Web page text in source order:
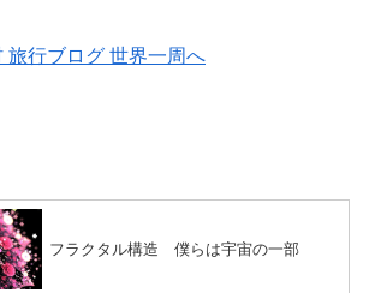
フラクタル構造 僕らは宇宙の一部